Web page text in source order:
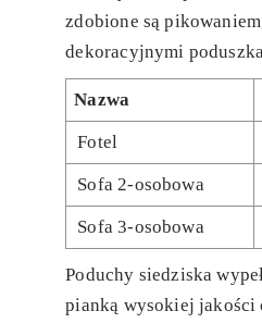
zdobione są
dekoracyjnymi
Nazwa
Fotel
Sofa 2-osobowa
Sofa 3-osobowa
Poduchy siedziska
pianką wysokiej jakości